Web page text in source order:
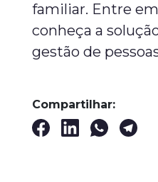
familiar. Entre
conheça a
gestão de
Compartilhar: